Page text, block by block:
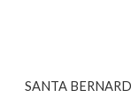
SANTA